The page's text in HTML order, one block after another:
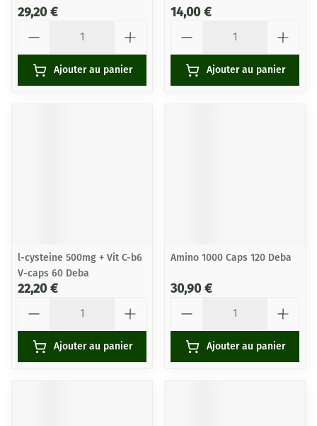
29,20 €
Ajouter au panier
14,00 €
Ajouter au panier
l-cysteine 500mg + Vit C-b6
V-caps 60 Deba
22,20 €
Ajouter au panier
Amino 1000 Caps 120 Deba
30,90 €
Ajouter au panier